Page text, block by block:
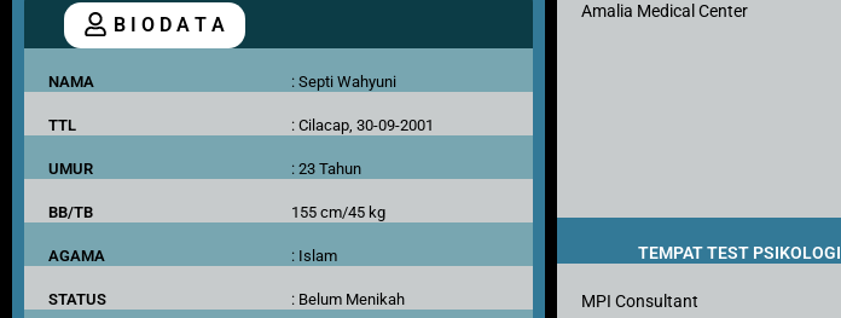
B I O D A T A
NAMA : Septi Wahyuni
TTL : Cilacap, 30-09-2001
UMUR : 23 Tahun
BB/TB 155 cm/45 kg
AGAMA : Islam
STATUS : Belum Menikah
Amalia Medical Center
TEMPAT TEST PSIKOLOGI
MPI Consultant